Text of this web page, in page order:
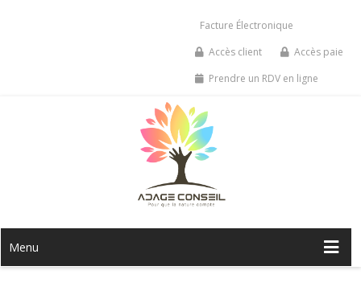
Facture Électronique
Accès client
Accès paie
Prendre un RDV en ligne
Menu